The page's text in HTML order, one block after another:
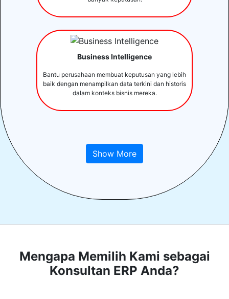
Business Intelligence
Bantu perusahaan membuat keputusan yang lebih
baik dengan menampilkan data terkini dan historis
dalam konteks bisnis mereka.
Show More
Mengapa Memilih Kami sebagai
Konsultan ERP Anda?